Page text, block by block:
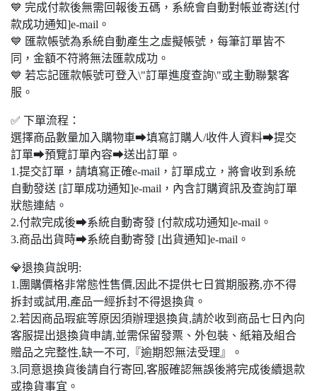
💙 完成付款後無需回報後五碼，系統會自動對帳並寄送[付
款成功通知]e-mail。
💙 匯款帳號為系統自動產生之虛擬帳號，每筆訂單皆不
同，金額不符將無法匯款成功。
💙 若忘記匯款帳號可登入\"訂單進度查詢\"或主動聯繫客
服。
✅ 下單流程：
選擇商品數量加入購物車➡填寫訂購人/收件人資料➡提交
訂單➡預覽訂單內容➡送出訂單。
1.提交訂單，請填寫正確e-mail，訂單成立，將會收到系統
自動發送 [訂單成功通知]e-mail，內含訂購資訊及查詢訂單
狀態連結。
2.付款完成後➡系統自動寄發 [付款成功通知]e-mail。
3.商品出貨時➡系統自動寄發 [出貨通知]e-mail。
💎退換貨說明:
1.團購價格非常態性售價,因此不提供七日賞期服務,亦不得
拆封或試用,產品一經拆封不得退換貨。
2.若因商品瑕疵等原因須辦理退換貨,請於收到商品七日內向
客服提出退換貨申請,並需保留發票、外包裝、紙箱及組合
贈品之完整性,缺一不可,『逾期恕無法受理』。
3.同意退換貨後請自行寄回,客服確認無誤後將完成後續退款
或換貨事宜。